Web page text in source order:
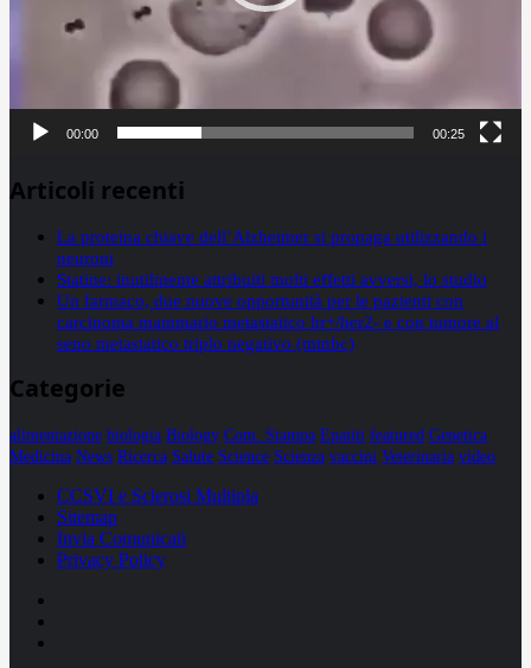
00:00 00:25
Articoli recenti
La proteina chiave dell’Alzheimer si propaga utilizzando i
neuroni
Statine: inutilmente attribuiti molti effetti avversi, lo studio
Un farmaco, due nuove opportunità per le pazienti con
carcinoma mammario metastatico hr+/her2- e con tumore al
seno metastatico triplo negativo (mtnbc)
Categorie
alimentazione biologia Biology Com. Stampa Epatiti featured Genetica
Medicina News Ricerca Salute Science Scienza vaccini Veterinaria video
CCSVI e Sclerosi Multipla
Sitemap
Invia Comunicati
Privacy Policy